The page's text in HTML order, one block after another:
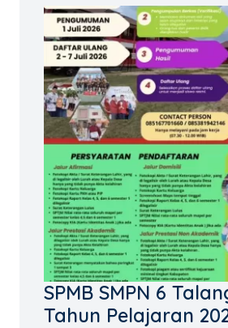
SPMB SMPN 6
Tahun Pelajaran